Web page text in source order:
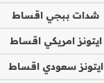
شدات ببجي اقساط
ايتونز امريكي اقساط
ايتونز سعودي اقساط